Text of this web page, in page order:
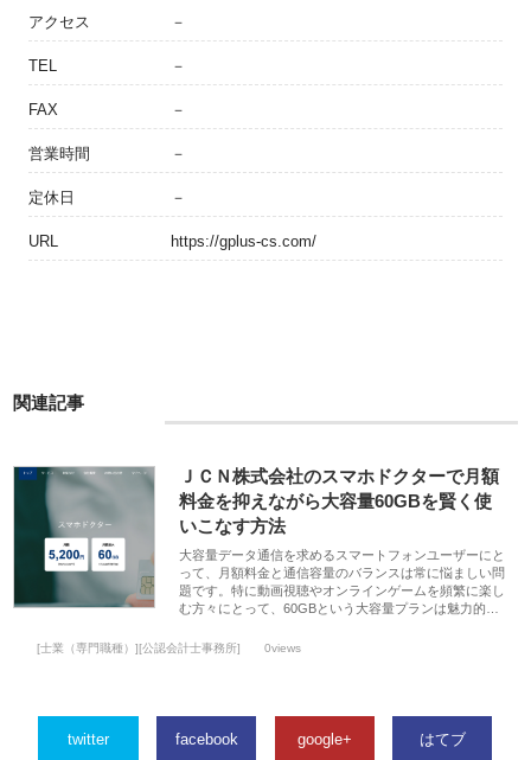
アクセス －
TEL －
FAX －
営業時間 －
定休日 －
URL https://gplus-cs.com/
関連記事
ＪＣＮ株式会社のスマホドクターで月額
料金を抑えながら大容量60GBを賢く使
いこなす方法
大容量データ通信を求めるスマートフォンユーザーにと
って、月額料金と通信容量のバランスは常に悩ましい問
題です。特に動画視聴やオンラインゲームを頻繁に楽し
む方々にとって、60GBという大容量プランは魅力的…
[士業（専門職種）][公認会計士事務所] 0views
twitter facebook google+ はてブ